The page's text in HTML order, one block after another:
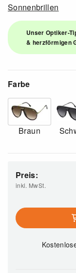
Sonnenbrillen
Unser Optiker-
& herzförmigen
Farbe
Braun
Preis:
inkl. MwSt.